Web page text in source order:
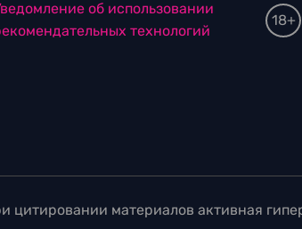
об использовании
технологий
18+
материалов активная